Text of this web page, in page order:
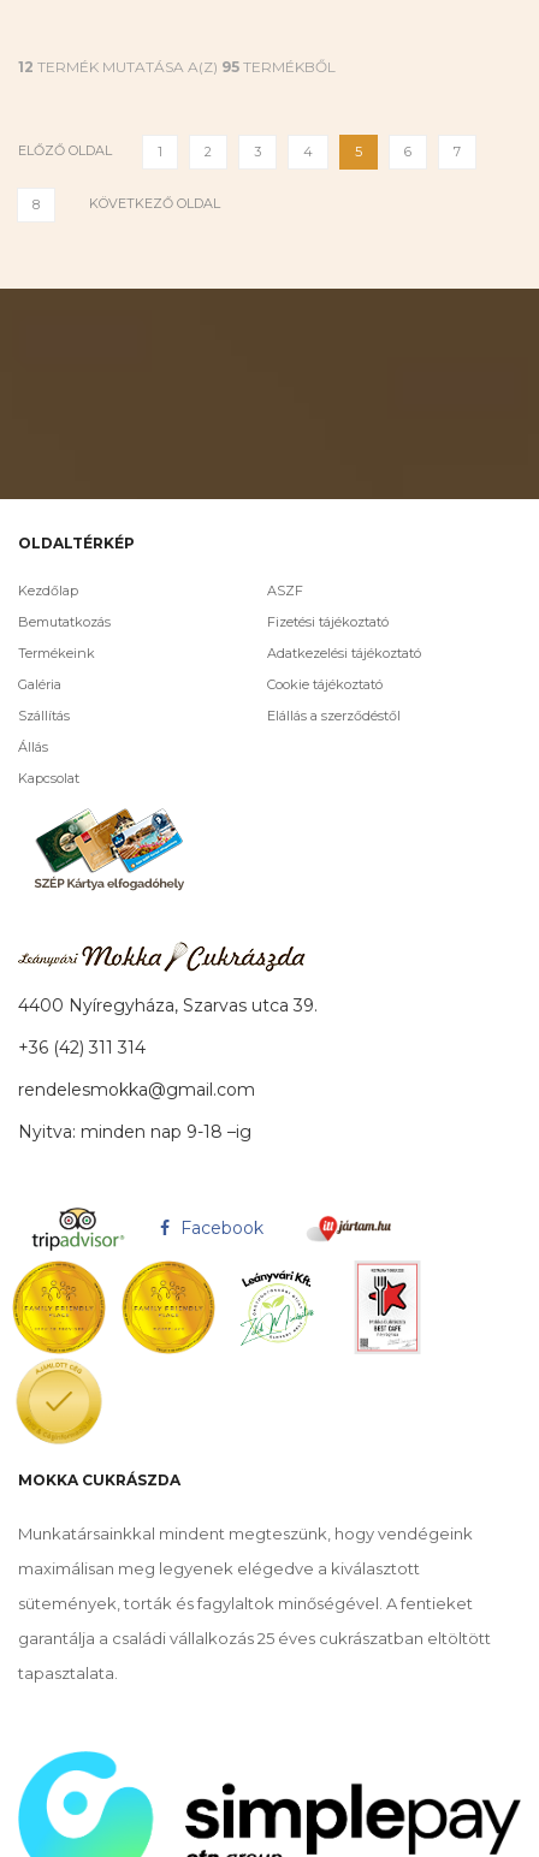
12 TERMÉK MUTATÁSA A(Z) 95 TERMÉKBŐL
ELŐZŐ OLDAL 1 2 3 4 5 6 7
8 KÖVETKEZŐ OLDAL
OLDALTÉRKÉP
Kezdőlap
Bemutatkozás
Termékeink
Galéria
Szállítás
Állás
Kapcsolat
ASZF
Fizetési tájékoztató
Adatkezelési tájékoztató
Cookie tájékoztató
Elállás a szerződéstől
4400 Nyíregyháza, Szarvas utca 39.
+36 (42) 311 314
rendelesmokka@gmail.com
Nyitva: minden nap 9-18 –ig
Facebook
MOKKA CUKRÁSZDA
Munkatársainkkal mindent megteszünk, hogy vendégeink
maximálisan meg legyenek elégedve a kiválasztott
sütemények, torták és fagylaltok minőségével. A fentieket
garantálja a családi vállalkozás 25 éves cukrászatban eltöltött
tapasztalata.